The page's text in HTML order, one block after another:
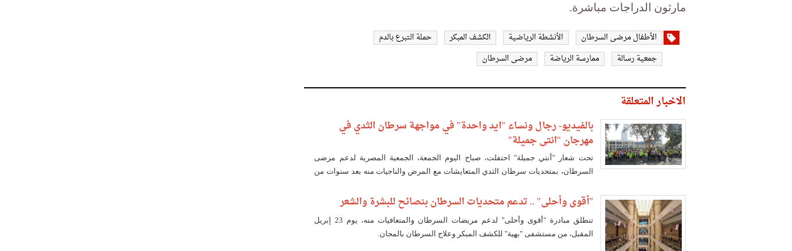
مارثون الدراجات مباشرة.
الأطفال مرضى السرطان الأنشطة الرياضية الكشف المبكر
حملة التبرع بالدم
جمعية رسالة
ممارسة الرياضة مرضى السرطان
الاخبار المتعلقة
بالفيديو- رجال ونساء "ايد واحدة" في مواجهة سرطان الثدي في
مهرجان "انتي جميلة"
تحت شعار "أنتي جميلة" احتفلت، صباح اليوم الجمعة، الجمعية المصرية لدعم مرضى
السرطان، بمتحديات سرطان الثدي المتعايشات مع المرض والناجيات منه بعد سنوات من
"أقوى وأحلى" .. تدعم متحديات السرطان بنصائح للبشرة والشعر
تنطلق مبادرة "أقوى وأحلى" لدعم مريضات السرطان والمتعافيات منه، يوم 23 إبريل
المقبل، من مستشفى "بهية" للكشف المبكر وعلاج السرطان بالمجان.